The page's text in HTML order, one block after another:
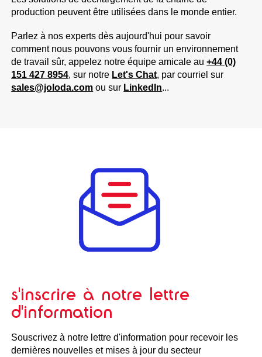
production peuvent être utilisées dans le monde entier.
Parlez à nos experts dès aujourd'hui pour savoir
comment nous pouvons vous fournir un environnement
de travail sûr, appelez notre équipe amicale au+44 (0)
151 427 8954, sur notre Let's Chat, par courriel sur
sales@joloda.com ou sur LinkedIn...
s'inscrire à notre lettre
d'information
Souscrivez à notre lettre d'information pour recevoir les
dernières nouvelles et mises à jour du secteur